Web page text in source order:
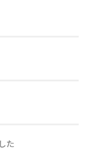
た